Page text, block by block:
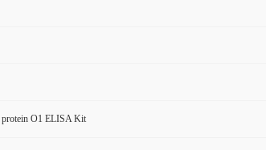
protein O1 ELISA Kit